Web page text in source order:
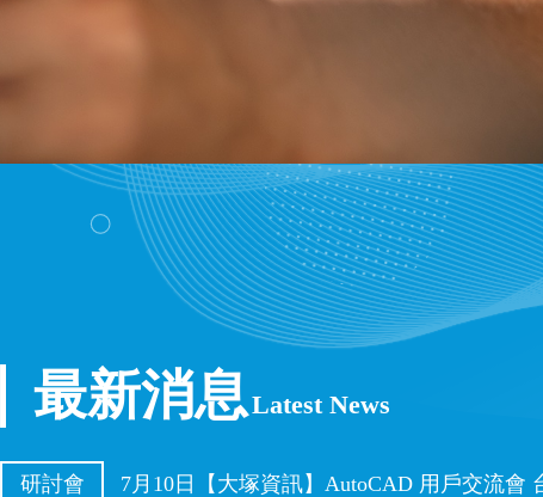
最新消息Latest News
研討會 7月10日【大塚資訊】AutoCAD 用戶交流會